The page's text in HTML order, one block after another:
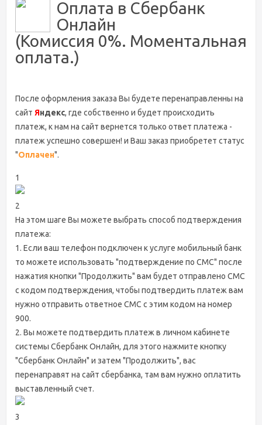
Оплата в Сбербанк
Онлайн
(Комиссия 0%. Моментальная
оплата.)
После оформления заказа Вы будете перенаправленны на
сайт Яндекс, где собственно и будет происходить
платеж, к нам на сайт вернется только ответ платежа -
платеж успешно совершен! и Ваш заказ приобретет статус
"Оплачен".
1
2
На этом шаге Вы можете выбрать способ подтверждения
платежа:
1. Если ваш телефон подключен к услуге мобильный банк
то можете использовать "подтверждение по СМС" после
нажатия кнопки "Продолжить" вам будет отправлено СМС
с кодом подтверждения, чтобы подтвердить платеж вам
нужно отправить ответное СМС с этим кодом на номер
900.
2. Вы можете подтвердить платеж в личном кабинете
системы Сбербанк Онлайн, для этого нажмите кнопку
"Сбербанк Онлайн" и затем "Продолжить", вас
перенаправят на сайт сбербанка, там вам нужно оплатить
выставленный счет.
3